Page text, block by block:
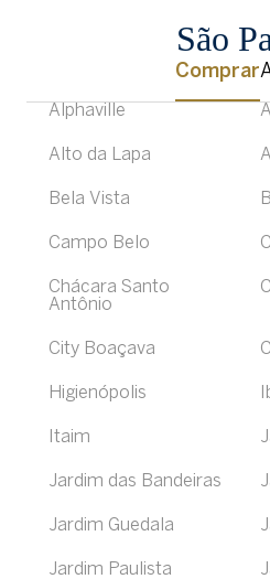
São
Comprar
Alphaville
Alto da Lapa
Bela Vista
Campo Belo
Chácara Santo
Antônio
City Boaçava
Higienópolis
Itaim
Jardim das Bandeiras
Jardim Guedala
Jardim Paulista